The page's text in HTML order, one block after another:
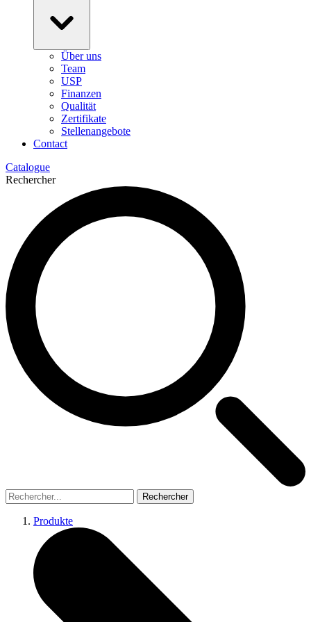
Über uns
Team
USP
Finanzen
Qualität
Zertifikate
Stellenangebote
Contact
Catalogue
Rechercher
Rechercher
Produkte